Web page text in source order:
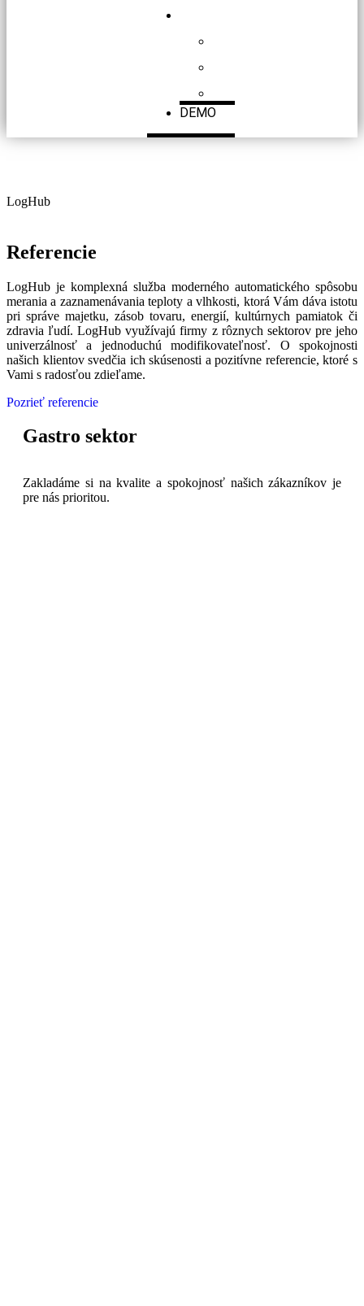
DEMO
LogHub
Referencie
LogHub je komplexná služba moderného automatického spôsobu
merania a zaznamenávania teploty a vlhkosti, ktorá Vám dáva istotu
pri správe majetku, zásob tovaru, energií, kultúrnych pamiatok či
zdravia ľudí. LogHub využívajú firmy z rôznych sektorov pre jeho
univerzálnosť a jednoduchú modifikovateľnosť. O spokojnosti
našich klientov svedčia ich skúsenosti a pozitívne referencie, ktoré s
Vami s radosťou zdieľame.
Pozrieť referencie
Gastro sektor
Zakladáme si na kvalite a spokojnosť našich zákazníkov je
pre nás prioritou.